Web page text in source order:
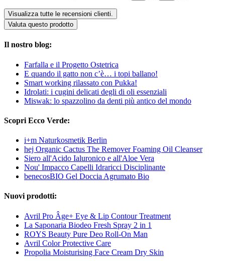
Visualizza tutte le recensioni clienti.
Valuta questo prodotto
Il nostro blog:
Farfalla e il Progetto Ostetrica
E quando il gatto non c’è… i topi ballano!
Smart working rilassato con Pukka!
Idrolati: i cugini delicati degli di oli essenziali
Miswak: lo spazzolino da denti più antico del mondo
Scopri Ecco Verde:
i+m Naturkosmetik Berlin
hej Organic Cactus The Remover Foaming Oil Cleanser
Siero all'Acido Ialuronico e all'Aloe Vera
Nou' Impacco Capelli Idraricci Disciplinante
benecosBIO Gel Doccia Agrumato Bio
Nuovi prodotti:
Avril Pro Âge+ Eye & Lip Contour Treatment
La Saponaria Biodeo Fresh Spray 2 in 1
ROYS Beauty Pure Deo Roll-On Man
Avril Color Protective Care
Propolia Moisturising Face Cream Dry Skin